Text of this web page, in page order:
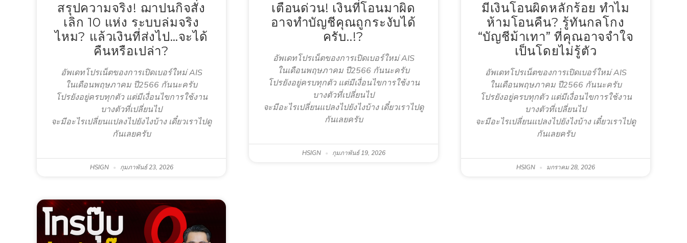
สรุปความจริง! ฌาปนกิจสั่ง
เลิก 10 แห่ง ระบบล่มจริง
ไหม? แล้วเงินที่ส่งไป…จะได้
คืนหรือเปล่า?
อัพเดทโปรเน็ตของการเปิดเบอร์ใหม่ AIS
ในเดือนพฤษภาคม ปี2566 กันนะครับ
โปรยังอยู่ครบทุกตัว แต่มีเงื่อนไขการใช้งาน
บางตัวที่เปลี่ยนไป
จะมีอะไรเปลี่ยนแปลงไปยังไงบ้าง เดี๋ยวเราไปดู
กันเลยครับ
HSIGN กุมภาพันธ์ 23, 2026
เตือนด่วน! เงินที่โอนมาผิด
อาจทำบัญชีคุณถูกระงับได้
ครับ..!?
อัพเดทโปรเน็ตของการเปิดเบอร์ใหม่ AIS
ในเดือนพฤษภาคม ปี2566 กันนะครับ
โปรยังอยู่ครบทุกตัว แต่มีเงื่อนไขการใช้งาน
บางตัวที่เปลี่ยนไป
จะมีอะไรเปลี่ยนแปลงไปยังไงบ้าง เดี๋ยวเราไปดู
กันเลยครับ
HSIGN กุมภาพันธ์ 19, 2026
มีเงินโอนผิดหลักร้อย ทำไม
ห้ามโอนคืน? รู้ทันกลโกง
“บัญชีม้าเทา” ที่คุณอาจจำใจ
เป็นโดยไม่รู้ตัว
อัพเดทโปรเน็ตของการเปิดเบอร์ใหม่ AIS
ในเดือนพฤษภาคม ปี2566 กันนะครับ
โปรยังอยู่ครบทุกตัว แต่มีเงื่อนไขการใช้งาน
บางตัวที่เปลี่ยนไป
จะมีอะไรเปลี่ยนแปลงไปยังไงบ้าง เดี๋ยวเราไปดู
กันเลยครับ
HSIGN มกราคม 28, 2026